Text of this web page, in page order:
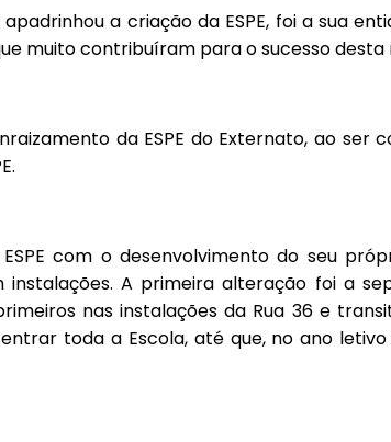
a criação da ESPE, foi a sua
muito contribuíram para o sucesso desta
da ESPE do Externato, ao ser
com o desenvolvimento do seu
A primeira alteração foi a
nas instalações da Rua 36 e
toda a Escola, até que, no ano letivo